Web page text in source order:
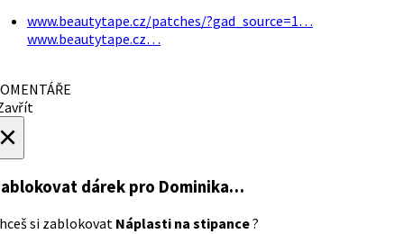
www.beautytape.cz/patches/?gad_source=1…
www.beautytape.cz…
dárek pro Dominika…
si zablokovat Náplasti na stipance?